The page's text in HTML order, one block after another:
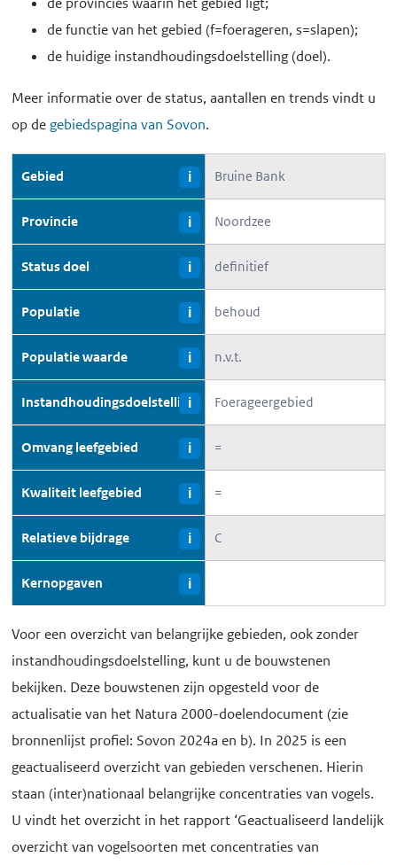
de functie van het gebied (f=foerageren, s=slapen);
de huidige instandhoudingsdoelstelling (doel).
Meer informatie over de status, aantallen en trends vindt u
op de gebiedspagina van Sovon.
Gebied i Bruine Bank
Provincie i Noordzee
Status doel i definitief
Populatie i behoud
Populatie waarde i n.v.t.
Instandhoudingsdoelstellingi Foerageergebied
Omvang leefgebied i =
Kwaliteit leefgebied i =
Relatieve bijdrage i C
Kernopgaven i
Voor een overzicht van belangrijke gebieden, ook zonder
instandhoudingsdoelstelling, kunt u de bouwstenen
bekijken. Deze bouwstenen zijn opgesteld voor de
actualisatie van het Natura 2000-doelendocument (zie
bronnenlijst profiel: Sovon 2024a en b). In 2025 is een
geactualiseerd overzicht van gebieden verschenen. Hierin
staan (inter)nationaal belangrijke concentraties van vogels.
U vindt het overzicht in het rapport ‘Geactualiseerd landelijk
overzicht van vogelsoorten met concentraties van